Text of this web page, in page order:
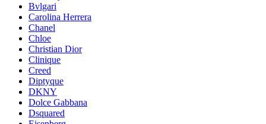
Bvlgari
Carolina Herrera
Chanel
Chloe
Christian Dior
Clinique
Creed
Diptyque
DKNY
Dolce Gabbana
Dsquared